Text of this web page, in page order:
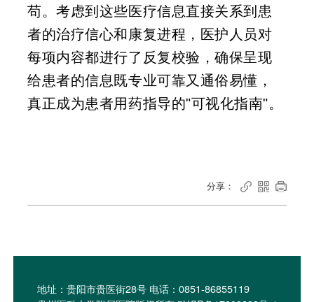
苟。考虑到这些医疗信息直接关系到患
者的治疗信心和康复进程，医护人员对
每项内容都进行了反复校验，确保呈现
给患者的信息既专业可靠又通俗易懂，
真正成为患者用药指导的"可视化指南"。
分享：   
地址：贵阳市贵医街28号 电话：0851-86855119